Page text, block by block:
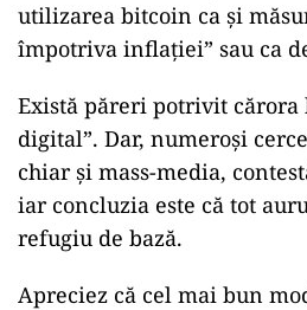
utilizarea bitcoin ca și
împotriva inflației” sau ca
Există păreri potrivit cărora
digital”. Dar, numeroși
chiar și mass-media,
iar concluzia este că tot
refugiu de bază.
Apreciez că cel mai bun